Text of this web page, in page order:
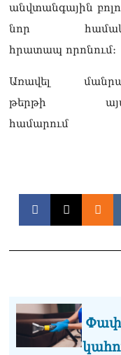
անվտանգային
նոր
հրատապ որոնում։
Առավել
թերթի
համարում